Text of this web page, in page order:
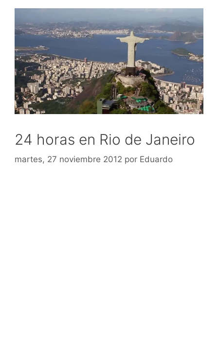
24 horas en Rio de Janeiro
martes, 27 noviembre 2012 por Eduardo